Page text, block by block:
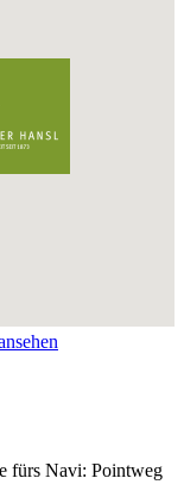
fürs Navi: Pointweg